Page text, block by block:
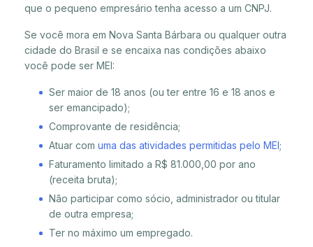
que o pequeno empresário tenha acesso a um CNPJ.
Se você mora em Nova Santa Bárbara ou qualquer outra
cidade do Brasil e se encaixa nas condições abaixo
você pode ser MEI:
Ser maior de 18 anos (ou ter entre 16 e 18 anos e
ser emancipado);
Comprovante de residência;
Atuar com uma das atividades permitidas pelo MEI;
Faturamento limitado a R$ 81.000,00 por ano
(receita bruta);
Não participar como sócio, administrador ou titular
de outra empresa;
Ter no máximo um empregado.